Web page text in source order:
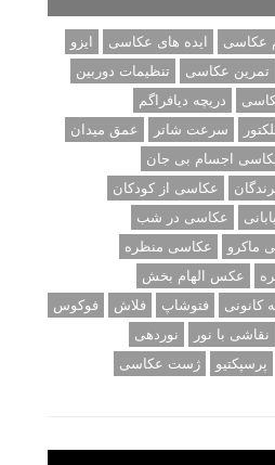
عکاسی ایده های عکاسی
ایزو
تمرین عکاسی
تنظیمات دوربین
دریچه دیافراگم
سرعت شاتر
عمق میدان
اجسام بی جان
عکاسی از کودکان
عکاسی در شب
ماکرو
عکاسی منظره
عکس الهام بخش
کانونی فتوشاپ فلاش
فوکوس
نقاشی با نور
نوردهی
پرسپکتیو ژست عکاسی